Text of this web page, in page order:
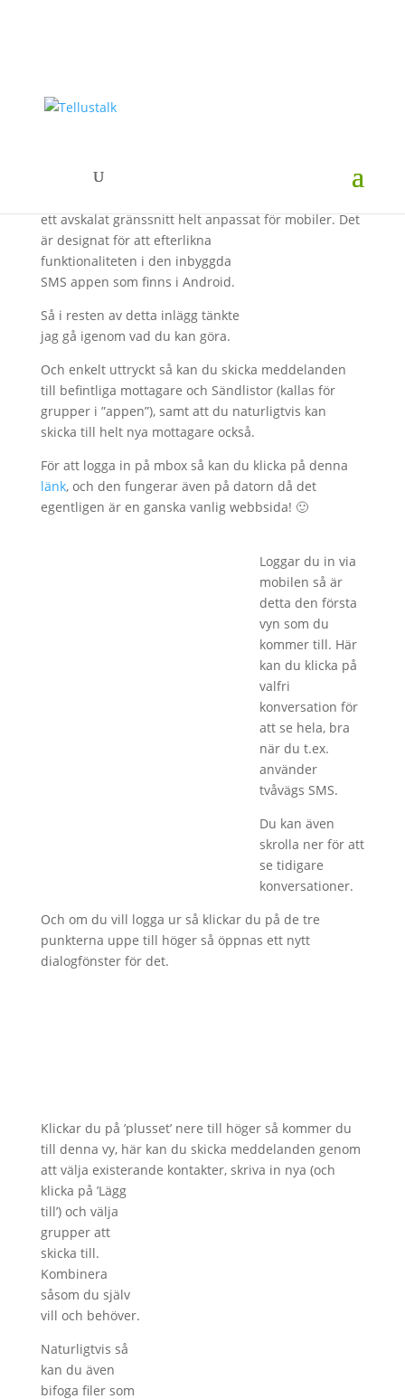
ett avskalat gränssnitt helt anpassatför mobiler. Det
är designat för att efterlikna
funktionaliteten i den inbyggda
SMS appen som finns i Android.
Så i resten av detta inlägg tänkte
jag gå igenom vad du kan göra.
Och enkelt uttryckt så kan du skicka meddelanden
till befintliga mottagare och Sändlistor (kallas för
grupper i ”appen”), samt att du naturligtvis kan
skicka till helt nya mottagare också.
För att logga in på mbox så kan du klicka på denna
länk, och den fungerar även på datorn då det
egentligen är en ganska vanlig webbsida! 🙂
Loggar du in via
mobilen så är
detta den första
vyn som du
kommer till. Här
kan du klicka på
valfri
konversation för
att se hela, bra
när du t.ex.
använder
tvåvägs SMS.
Du kan även
skrolla ner för att
se tidigare
konversationer.
Och om du vill logga ur så klickar du på de tre
punkterna uppe till höger så öppnas ett nytt
dialogfönster för det.
Klickar du på ’plusset’ nere till höger så kommer du
till denna vy, här kan du skicka meddelanden genom
att välja existerande kontakter, skriva in nya (och
klicka på ’Lägg
till’) och välja
grupper att
skicka till.
Kombinera
såsom du själv
vill och behöver.
Naturligtvis så
kan du även
bifoga filer som